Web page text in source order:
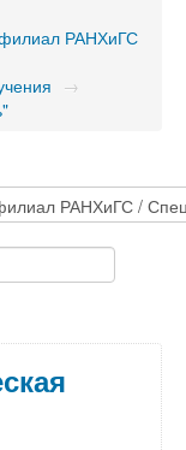
филиал РАНХиГС
→